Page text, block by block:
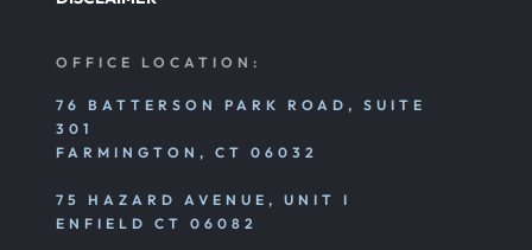
OFFICE LOCATION:
76 BATTERSON PARK ROAD, SUITE
301
FARMINGTON, CT 06032
75 HAZARD AVENUE, UNIT I
ENFIELD CT 06082